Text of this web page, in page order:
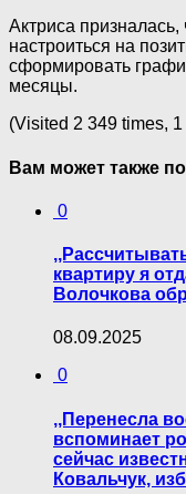
Актриса
настроиться на
сформировать
месяцы.
(Visited 2 349 times,
Вам может также
0
квартиру я
Волочкова
08.09.2025
0
,,Перенесла
вспоминает
сейчас
Ковальчук,